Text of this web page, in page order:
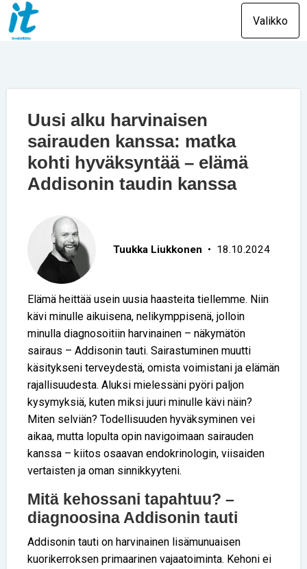
Valikko
Uusi alku harvinaisen
sairauden kanssa: matka
kohti hyväksyntää – elämä
Addisonin taudin kanssa
Tuukka Liukkonen • 18.10.2024
Elämä heittää usein uusia haasteita tiellemme. Niin
kävi minulle aikuisena, nelikymppisenä, jolloin
minulla diagnosoitiin harvinainen – näkymätön
sairaus – Addisonin tauti. Sairastuminen muutti
käsitykseni terveydestä, omista voimistani ja elämän
rajallisuudesta. Aluksi mielessäni pyöri paljon
kysymyksiä, kuten miksi juuri minulle kävi näin?
Miten selviän? Todellisuuden hyväksyminen vei
aikaa, mutta lopulta opin navigoimaan sairauden
kanssa – kiitos osaavan endokrinologin, viisaiden
vertaisten ja oman sinnikkyyteni.
Mitä kehossani tapahtuu? –
diagnoosina Addisonin tauti
Addisonin tauti on harvinainen lisämunuaisen
kuorikerroksen primaarinen vajaatoiminta. Kehoni ei